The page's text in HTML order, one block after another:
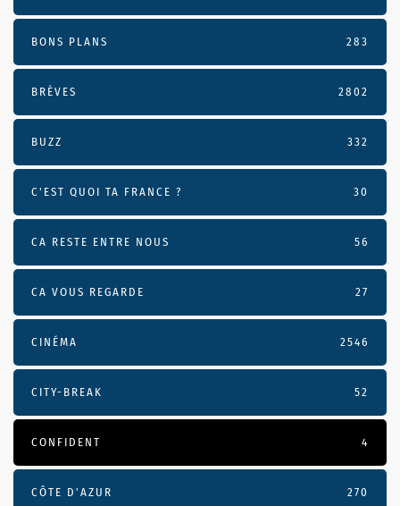
BONS PLANS 283
BRÈVES 2802
BUZZ 332
C'EST QUOI TA FRANCE ? 30
CA RESTE ENTRE NOUS 56
CA VOUS REGARDE 27
CINÉMA 2546
CITY-BREAK 52
CONFIDENT 4
CÔTE D’AZUR 270